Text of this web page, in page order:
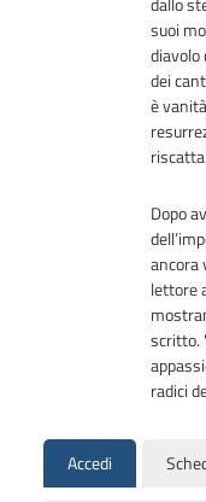
suoi
diavolo
dei
è
Dopo
ancora
lettore
scritto.
radici
Accedi